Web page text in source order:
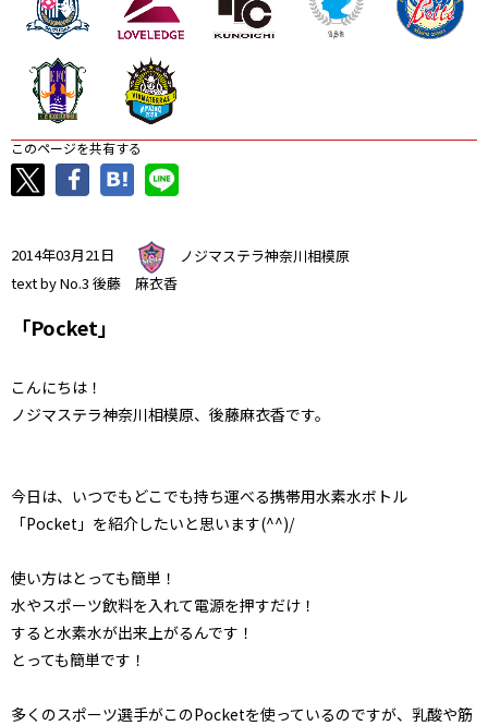
このページを共有する
2014年03月21日
ノジマステラ神奈川相模原
text by No.3 後藤 麻衣香
「Pocket」
こんにちは！
ノジマステラ神奈川相模原、後藤麻衣香です。
今日は、いつでもどこでも持ち運べる携帯用水素水ボトル
「Pocket」を紹介したいと思います(^^)/
使い方はとっても簡単！
水やスポーツ飲料を入れて電源を押すだけ！
すると水素水が出来上がるんです！
とっても簡単です！
多くのスポーツ選手がこのPocketを使っているのですが、乳酸や筋